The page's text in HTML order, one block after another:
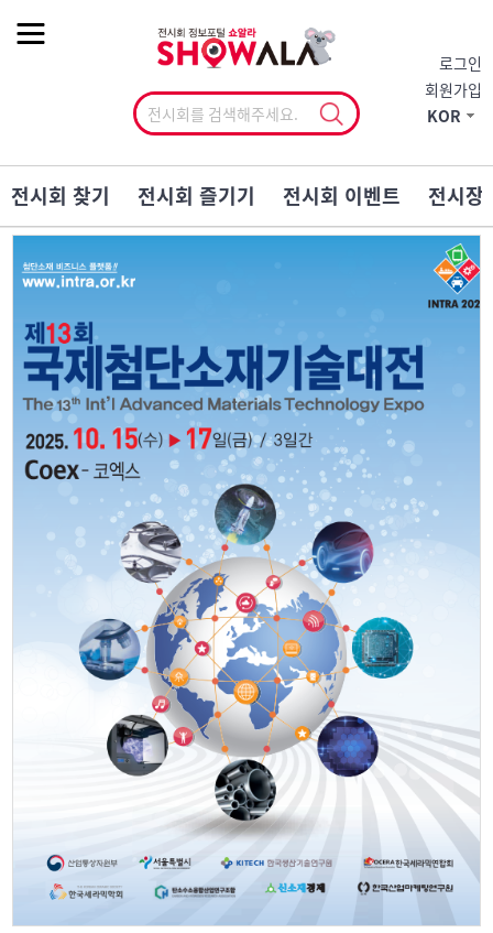
로그인
회원가입
KOR
전시회 찾기 전시회 즐기기 전시회 이벤트 전시장